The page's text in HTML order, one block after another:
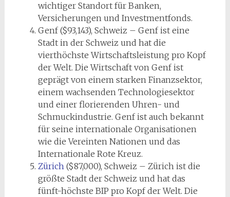
wichtiger Standort für Banken,
Versicherungen und Investmentfonds.
Genf ($93,143), Schweiz – Genf ist eine
Stadt in der Schweiz und hat die
vierthöchste Wirtschaftsleistung pro Kopf
der Welt. Die Wirtschaft von Genf ist
geprägt von einem starken Finanzsektor,
einem wachsenden Technologiesektor
und einer florierenden Uhren- und
Schmuckindustrie. Genf ist auch bekannt
für seine internationale Organisationen
wie die Vereinten Nationen und das
Internationale Rote Kreuz.
Zürich($87,000), Schweiz – Zürich ist die
größte Stadt der Schweiz und hat das
fünft-höchste BIP pro Kopf der Welt. Die